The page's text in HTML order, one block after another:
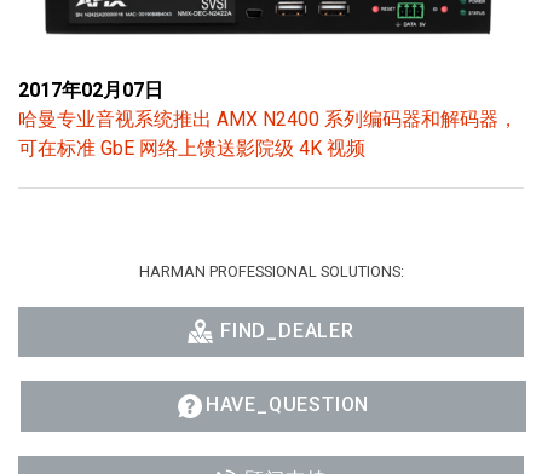
2017年02月07日
哈曼专业音视系统推出 AMX N2400 系列编码器和解码器，
可在标准 GbE 网络上馈送影院级 4K 视频
HARMAN PROFESSIONAL SOLUTIONS:
FIND_DEALER
HAVE_QUESTION